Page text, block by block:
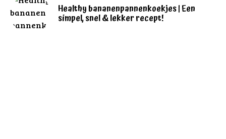
Healthy bananenpannenkoekjes | Een
simpel, snel & lekker recept!